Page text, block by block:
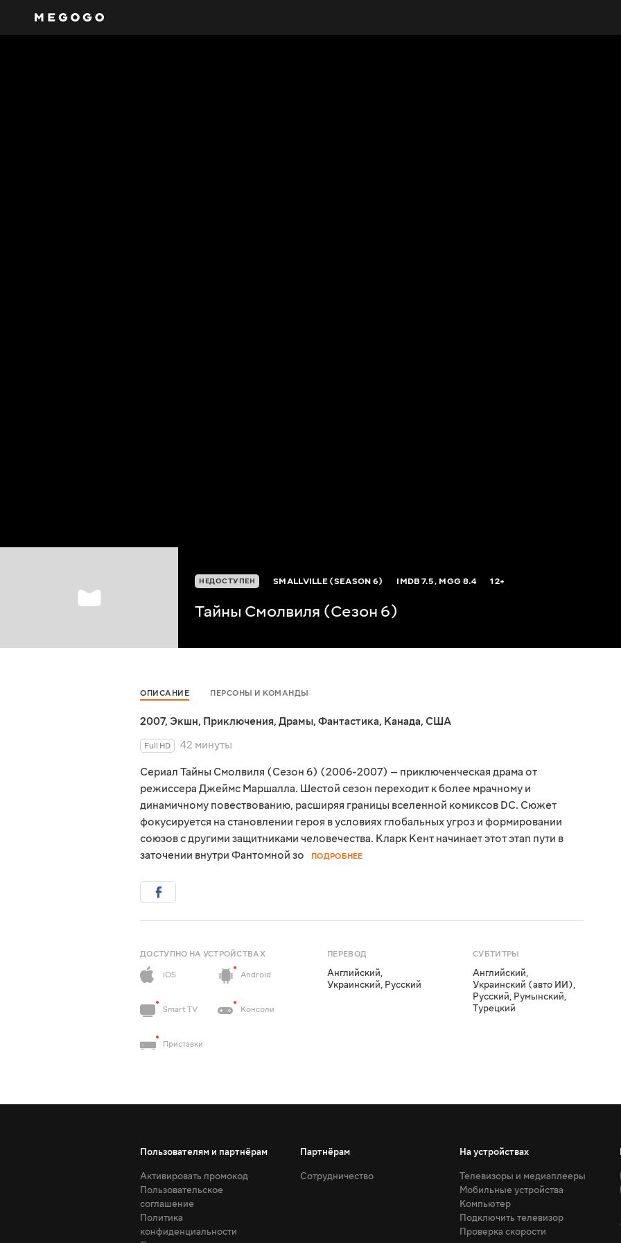
НЕДОСТУПЕН SMALLVILLE (SEASON 6) IMDB7.5, MGG8.4 12+
Тайны Смолвиля (Сезон 6)
ОПИСАНИЕ ПЕРСОНЫ И КОМАНДЫ
2007, Экшн, Приключения, Драмы, Фантастика, Канада, США
Full HD
42 минуты
Сериал Тайны Смолвиля (Сезон 6) (2006-2007) — приключенческая драма от
режиссера Джеймс Маршалла. Шестой сезон переходит к более мрачному и
динамичному повествованию, расширяя границы вселенной комиксов DC. Сюжет
фокусируется на становлении героя в условиях глобальных угроз и формировании
союзов с другими защитниками человечества. Кларк Кент начинает этот этап пути в
заточении внутри Фантомной зо
ПОДРОБНЕЕ
ДОСТУПНО НА УСТРОЙСТВАХ
iOS
Android
Smart TV Консоли
Приставки
ПЕРЕВОД
Английский,
Украинский, Русский
СУБТИТРЫ
Английский,
Украинский (авто ИИ),
Русский, Румынский,
Турецкий
Пользователям и партнёрам
Активировать промокод
Пользовательское
соглашение
Политика
конфиденциальности
Партнёрам
Сотрудничество
На устройствах
Телевизоры и медиаплееры
Мобильные устройства
Компьютер
Подключить телевизор
Проверка скорости